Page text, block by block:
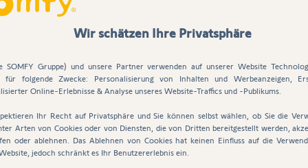
und einfache Bedienung
– und Sie müssen nicht immer daran denken Ihr Tor
wir Ihnen unseren Somfy Garagentorantrieb GDK
und einem Wandtaster kaufen.
umständlich ist, ist ein weitverbreiteter Irrtum – das beweist
Wir schätzen Ihre Privatsphäre
SOMFY Gruppe) und unsere Partner verwenden auf unserer Website
für folgende Zwecke: Personalisierung von Inhalten und Werbeanzeigen,
Online-Erlebnisse & Analyse unseres Website-Traffics und -Publikums.
Ihr Recht auf Privatsphäre und Sie können selbst wählen, ob Sie die
Arten von Cookies oder von Diensten, die von Dritten bereitgestellt werden,
oder ablehnen. Das Ablehnen von Cookies hat keinen Einfluss auf die
jedoch schränkt es Ihr Benutzererlebnis ein.